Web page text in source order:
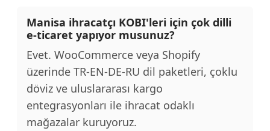
Manisa ihracatçı KOBI'leri için çok dilli
e-ticaret yapıyor musunuz?
Evet. WooCommerce veya Shopify
üzerinde TR-EN-DE-RU dil paketleri, çoklu
döviz ve uluslararası kargo
entegrasyonları ile ihracat odaklı
mağazalar kuruyoruz.